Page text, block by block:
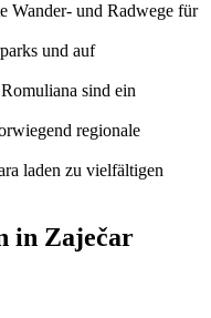
Wander- und Radwege für
und auf
sind ein
regionale
laden zu vielfältigen
in Zaječar